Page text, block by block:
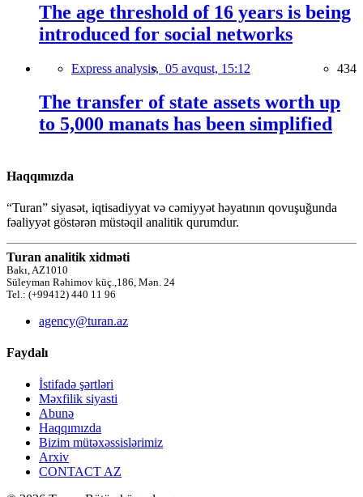
The age threshold of 16 years is being
introduced for social networks
Express analysis, 05 avqust, 15:12 434
The transfer of state assets worth up
to 5,000 manats has been simplified
Haqqımızda
“Turan” siyasət, iqtisadiyyat və cəmiyyət həyatının qovuşuğunda
fəaliyyət göstərən müstəqil analitik qurumdur.
Turan analitik xidməti
Bakı, AZ1010
Süleyman Rəhimov küç.,186, Mən. 24
Tel.: (+99412) 440 11 96
agency@turan.az
Faydalı
İstifadə şərtləri
Məxfilik siyasti
Abunə
Haqqımızda
Bizim mütəxəssislərimiz
Arxiv
CONTACT AZ